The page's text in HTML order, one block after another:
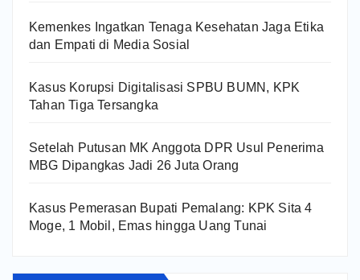
Kemenkes Ingatkan Tenaga Kesehatan Jaga Etika
dan Empati di Media Sosial
Kasus Korupsi Digitalisasi SPBU BUMN, KPK
Tahan Tiga Tersangka
Setelah Putusan MK Anggota DPR Usul Penerima
MBG Dipangkas Jadi 26 Juta Orang
Kasus Pemerasan Bupati Pemalang: KPK Sita 4
Moge, 1 Mobil, Emas hingga Uang Tunai